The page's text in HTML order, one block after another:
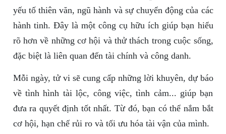
yếu tố thiên văn, ngũ hành và sự chuyển động của các
hành tinh. Đây là một công cụ hữu ích giúp bạn hiểu
rõ hơn về những cơ hội và thử thách trong cuộc sống,
đặc biệt là liên quan đến tài chính và công danh.
Mỗi ngày, tử vi sẽ cung cấp những lời khuyên, dự báo
về tình hình tài lộc, công việc, tình cảm... giúp bạn
đưa ra quyết định tốt nhất. Từ đó, bạn có thể nắm bắt
cơ hội, hạn chế rủi ro và tối ưu hóa tài vận của mình.